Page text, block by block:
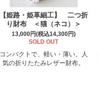
【姫路・姫革細工】 二つ折
り財布 ＜猫（ネコ）＞
13,000円(税込14,300円)
SOLD OUT
コンパクトで、軽い・薄い。人
気の折りたたみレザー財布。